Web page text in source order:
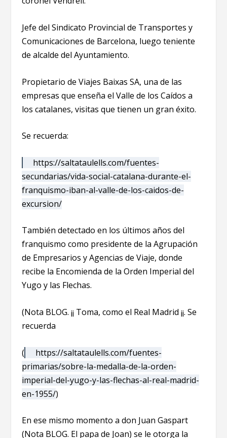
Jefe del Sindicato Provincial de Transportes y
Comunicaciones de Barcelona, luego teniente
de alcalde del Ayuntamiento.
Propietario de Viajes Baixas SA, una de las
empresas que enseña el Valle de los Caídos a
los catalanes, visitas que tienen un gran éxito.
Se recuerda:
https://saltataulells.com/fuentes-
secundarias/vida-social-catalana-durante-el-
franquismo-iban-al-valle-de-los-caidos-de-
excursion/
También detectado en los últimos años del
franquismo como presidente de la Agrupación
de Empresarios y Agencias de Viaje, donde
recibe la Encomienda de la Orden Imperial del
Yugo y las Flechas.
(Nota BLOG. ¡¡ Toma, como el Real Madrid ¡¡. Se
recuerda
(
https://saltataulells.com/fuentes-
primarias/sobre-la-medalla-de-la-orden-
imperial-del-yugo-y-las-flechas-al-real-madrid-
en-1955/)
En ese mismo momento a don Juan Gaspart
(Nota BLOG. El papa de Joan) se le otorga la